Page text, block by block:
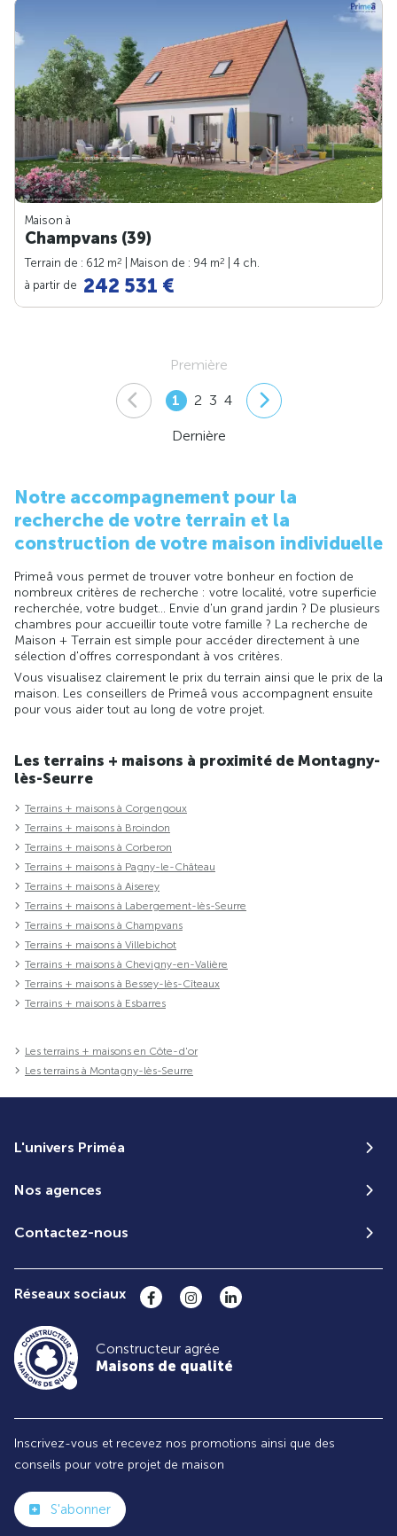
Maison à
Champvans (39)
Terrain de : 612 m2 | Maison de : 94 m2
| 4 ch.
à partir de 242 531 €
Première
1 2 3 4
Dernière
Notre accompagnement pour la
recherche de votre terrain et la
construction de votre maison individuelle
Primeâ vous permet de trouver votre bonheur en foction de
nombreux critères de recherche : votre localité, votre superficie
recherchée, votre budget... Envie d'un grand jardin ? De plusieurs
chambres pour accueillir toute votre famille ? La recherche de
Maison + Terrain est simple pour accéder directement à une
sélection d'offres correspondant à vos critères.
Vous visualisez clairement le prix du terrain ainsi que le prix de la
maison. Les conseillers de Primeâ vous accompagnent ensuite
pour vous aider tout au long de votre projet.
Les terrains + maisons à proximité de Montagny-
lès-Seurre
Terrains + maisons à Corgengoux
Terrains + maisons à Broindon
Terrains + maisons à Corberon
Terrains + maisons à Pagny-le-Château
Terrains + maisons à Aiserey
Terrains + maisons à Labergement-lès-Seurre
Terrains + maisons à Champvans
Terrains + maisons à Villebichot
Terrains + maisons à Chevigny-en-Valière
Terrains + maisons à Bessey-lès-Cîteaux
Terrains + maisons à Esbarres
Les terrains + maisons en Côte-d'or
Les terrains à Montagny-lès-Seurre
L'univers Priméa
Nos agences
Contactez-nous
Réseaux sociaux
Constructeur agrée
Maisons de qualité
Inscrivez-vous et recevez nos promotions ainsi que des
conseils pour votre projet de maison
S'abonner